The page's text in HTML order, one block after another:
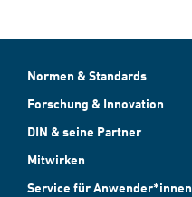
Normen & Standards
Forschung & Innovation
DIN & seine Partner
Mitwirken
Service für Anwender*innen